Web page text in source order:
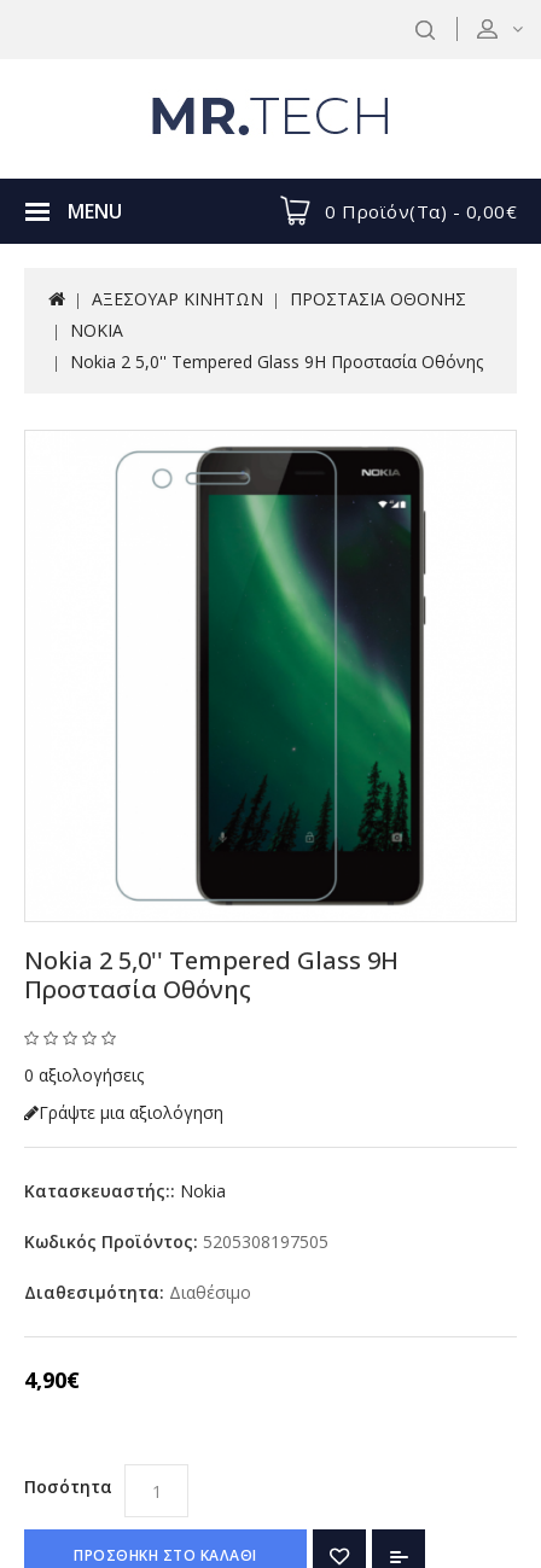
0 Προϊόν(τα) - 0,00€
MENU
ΑΞΕΣΟΥΑΡ ΚΙΝΗΤΩΝ
ΠΡΟΣΤΑΣΙΑ ΟΘΟΝΗΣ
NOKIA
Nokia 2 5,0'' Tempered Glass 9H Προστασία Οθόνης
Nokia 2 5,0'' Tempered Glass 9H
Προστασία Οθόνης
0 αξιολογήσεις
Γράψτε μια αξιολόγηση
Κατασκευαστής:: Nokia
Κωδικός Προϊόντος: 5205308197505
Διαθεσιμότητα: Διαθέσιμο
4,90€
Ποσότητα
ΠΡΟΣΘΗΚΗ ΣΤΟ ΚΑΛΑΘΙ